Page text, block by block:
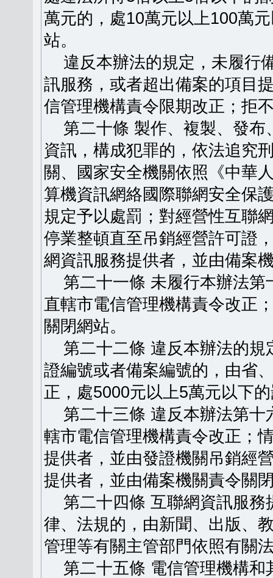
萬元的，處10萬元以上100萬
站。
違反本辦法的規定，未履行
訊服務，或者超出備案的項目
信管理機構責令限期改正；拒
第二十條 製作、複製、發布
資訊，構成犯罪的，依法追究
關、國家安全機關依照《中華
算機資訊網絡國際聯網安全保
規定予以處罰；對經營性互聯
停業整頓直至吊銷經營許可證
網資訊服務提供者，並由備案
第二十一條 未履行本辦法第
直轄市電信管理機構責令改正
關閉網站。
第二十二條 違反本辦法的規
證編號或者備案編號的，由省
正，處5000元以上5萬元以下
第二十三條 違反本辦法第十
轄市電信管理機構責令改正；
提供者，並由發證機關吊銷經
提供者，並由備案機關責令關
第二十四條 互聯網資訊服務
律、法規的，由新聞、出版、
管理等有關主管部門依照有關
第二十五條 電信管理機構和